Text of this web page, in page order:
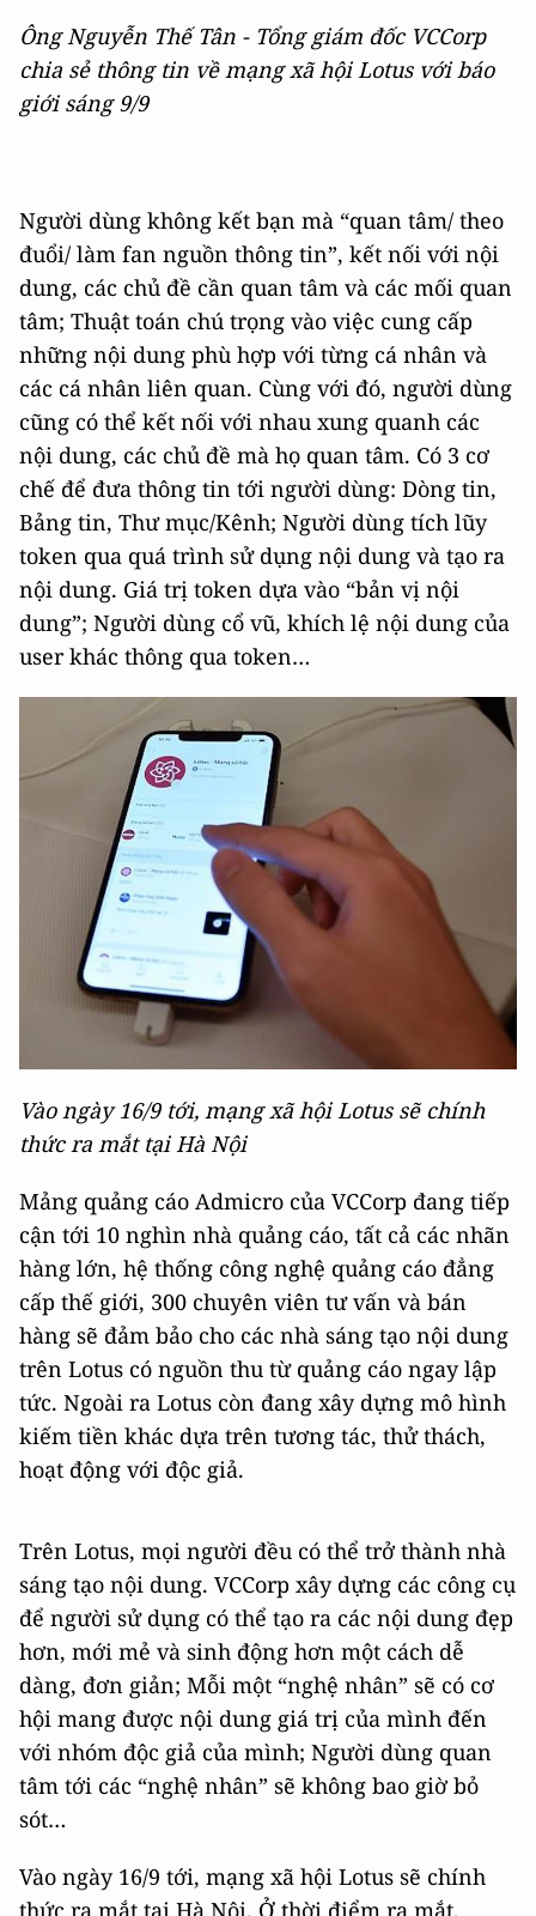
Ông Nguyễn Thế Tân - Tổng giám đốc VCCorp
chia sẻ thông tin về mạng xã hội Lotus với báo
giới sáng 9/9
Người dùng không kết bạn mà “quan tâm/ theo
đuổi/ làm fan nguồn thông tin”, kết nối với nội
dung, các chủ đề cần quan tâm và các mối quan
tâm; Thuật toán chú trọng vào việc cung cấp
những nội dung phù hợp với từng cá nhân và
các cá nhân liên quan. Cùng với đó, người dùng
cũng có thể kết nối với nhau xung quanh các
nội dung, các chủ đề mà họ quan tâm. Có 3 cơ
chế để đưa thông tin tới người dùng: Dòng tin,
Bảng tin, Thư mục/Kênh; Người dùng tích lũy
token qua quá trình sử dụng nội dung và tạo ra
nội dung. Giá trị token dựa vào “bản vị nội
dung”; Người dùng cổ vũ, khích lệ nội dung của
user khác thông qua token…
Vào ngày 16/9 tới, mạng xã hội Lotus sẽ chính
thức ra mắt tại Hà Nội
Mảng quảng cáo Admicro của VCCorp đang tiếp
cận tới 10 nghìn nhà quảng cáo, tất cả các nhãn
hàng lớn, hệ thống công nghệ quảng cáo đẳng
cấp thế giới, 300 chuyên viên tư vấn và bán
hàng sẽ đảm bảo cho các nhà sáng tạo nội dung
trên Lotus có nguồn thu từ quảng cáo ngay lập
tức. Ngoài ra Lotus còn đang xây dựng mô hình
kiếm tiền khác dựa trên tương tác, thử thách,
hoạt động với độc giả.
Trên Lotus, mọi người đều có thể trở thành nhà
sáng tạo nội dung. VCCorp xây dựng các công cụ
để người sử dụng có thể tạo ra các nội dung đẹp
hơn, mới mẻ và sinh động hơn một cách dễ
dàng, đơn giản; Mỗi một “nghệ nhân” sẽ có cơ
hội mang được nội dung giá trị của mình đến
với nhóm độc giả của mình; Người dùng quan
tâm tới các “nghệ nhân” sẽ không bao giờ bỏ
sót…
Vào ngày 16/9 tới, mạng xã hội Lotus sẽ chính
thức ra mắt tại Hà Nội. Ở thời điểm ra mắt,